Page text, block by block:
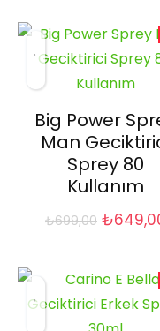
Big Power
Man
Sprey 80
Kullanım
₺699,00 Orijinal
₺